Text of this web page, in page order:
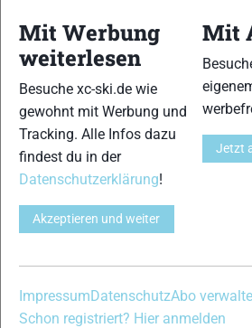
Mit Werbung
weiterlesen
Besuche xc-ski.de wie
gewohnt mit Werbung und
Tracking. Alle Infos dazu
findest du in der
Datenschutzerklärung!
Akzeptieren und weiter
Mit
Jetzt
ImpressumDatenschutzAbo
Schon registriert? Hier anmelden